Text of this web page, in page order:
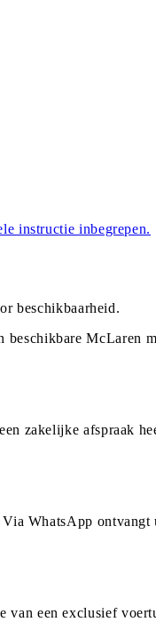
instructie inbegrepen.
beschikbaarheid.
zakelijke afspraak
WhatsApp
een exclusief